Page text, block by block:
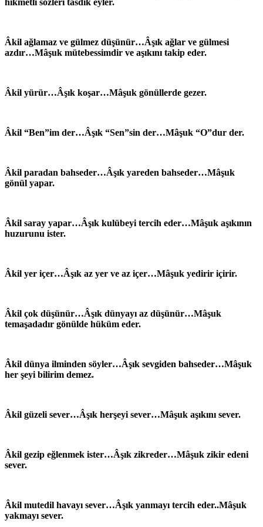
Âkil ağlamaz ve gülmez düşünür…Âşık ağlar ve gülmesi
azdır…Mâşuk‏ mütebessimdir ve aşıkını takip eder.
Âkil yürür…Âşık koşar…Mâşuk‏ gönüllerde gezer.
Âkil “Ben”im der…Âşık “Sen”sin der…Mâşuk‏ “O”dur der.
Âkil paradan bahseder…Âşık yareden bahseder…Mâşuk‏
gönül yapar.
Âkil saray yapar…Âşık kulübeyi tercih eder…Mâşuk‏ aşıkının
huzurunu ister.
Âkil yer içer…Âşık az yer ve az içer…Mâşuk‏ yedirir içirir.
Âkil çok düşünür…Âşık dünyayı az düşünür…Mâşuk‏
temaşadadır gönülde hüküm eder.
Âkil dünya ilminden söyler…Âşık sevgiden bahseder…Mâşuk‏
her şeyi bilirim demez.
Âkil güzeli sever…Âşık herşeyi sever…Mâşuk‏ aşıkını sever.
Âkil gezip eğlenmek ister…Âşık zikreder…Mâşuk‏ zikir edeni
sever.
Âkil mutedil havayı sever…Âşık yanmayı tercih eder..Mâşuk‏
yakmayı sever.